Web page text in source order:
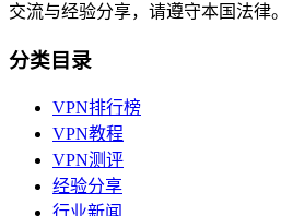
交流与经验分享，请遵守本国法律。
分类目录
VPN排行榜
VPN教程
VPN测评
经验分享